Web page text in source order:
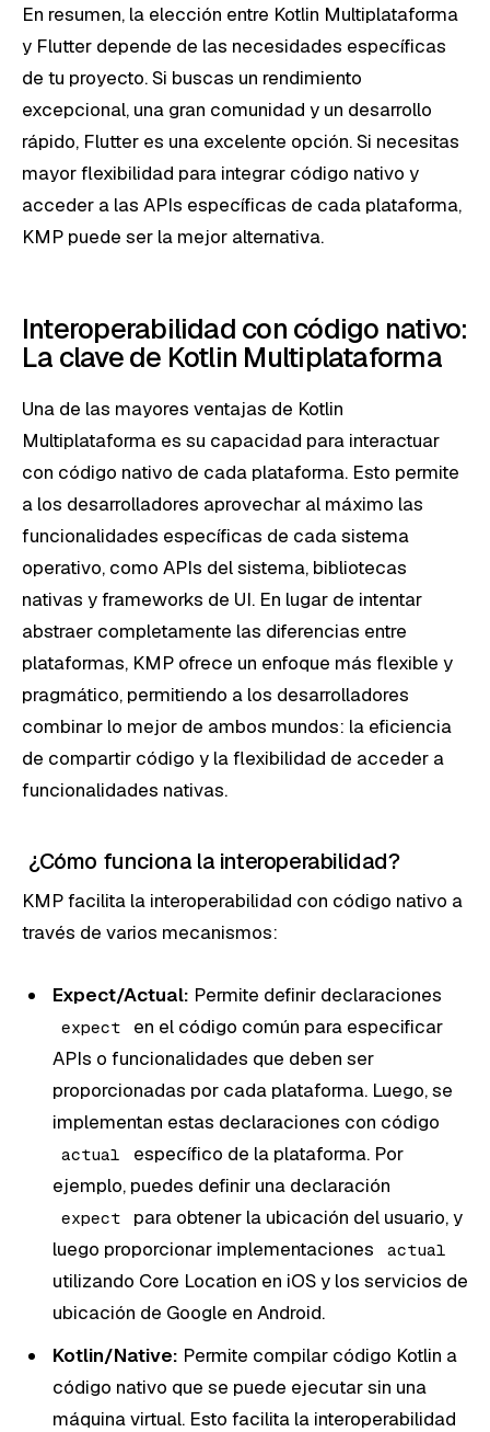
En resumen, la elección entre Kotlin Multiplataforma
y Flutter depende de las necesidades específicas
de tu proyecto. Si buscas un rendimiento
excepcional, una gran comunidad y un desarrollo
rápido, Flutter es una excelente opción. Si necesitas
mayor flexibilidad para integrar código nativo y
acceder a las APIs específicas de cada plataforma,
KMP puede ser la mejor alternativa.
Interoperabilidad con código nativo:
La clave de Kotlin Multiplataforma
Una de las mayores ventajas de Kotlin
Multiplataforma es su capacidad para interactuar
con código nativo de cada plataforma. Esto permite
a los desarrolladores aprovechar al máximo las
funcionalidades específicas de cada sistema
operativo, como APIs del sistema, bibliotecas
nativas y frameworks de UI. En lugar de intentar
abstraer completamente las diferencias entre
plataformas, KMP ofrece un enfoque más flexible y
pragmático, permitiendo a los desarrolladores
combinar lo mejor de ambos mundos: la eficiencia
de compartir código y la flexibilidad de acceder a
funcionalidades nativas.
¿Cómo funciona la interoperabilidad?
KMP facilita la interoperabilidad con código nativo a
través de varios mecanismos:
Expect/Actual: Permite definir declaraciones
expect
en el código común para especificar
APIs o funcionalidades que deben ser
proporcionadas por cada plataforma. Luego, se
implementan estas declaraciones con código
actual
específico de la plataforma. Por
ejemplo, puedes definir una declaración
expect
para obtener la ubicación del usuario, y
luego proporcionar implementaciones
actual
utilizando Core Location en iOS y los servicios de
ubicación de Google en Android.
Kotlin/Native: Permite compilar código Kotlin a
código nativo que se puede ejecutar sin una
máquina virtual. Esto facilita la interoperabilidad